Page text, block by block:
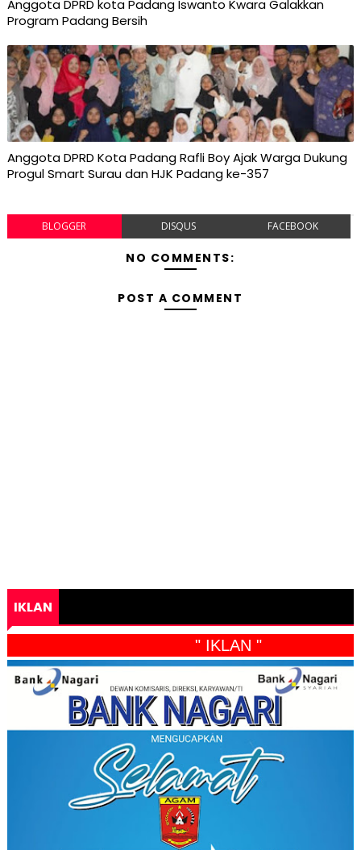
Anggota DPRD kota Padang Iswanto Kwara Galakkan
Program Padang Bersih
Anggota DPRD Kota Padang Rafli Boy Ajak Warga Dukung
Progul Smart Surau dan HJK Padang ke-357
BLOGGER DISQUS FACEBOOK
NO COMMENTS:
POST A COMMENT
IKLAN
" IKLAN "